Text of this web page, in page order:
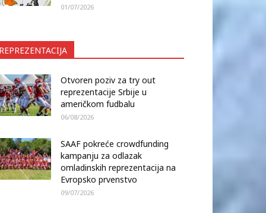
01/07/2026
Otvoren poziv za try out
reprezentacije Srbije u
američkom fudbalu
06/08/2026
SAAF pokreće crowdfunding
kampanju za odlazak
omladinskih reprezentacija na
Evropsko prvenstvo
09/07/2026